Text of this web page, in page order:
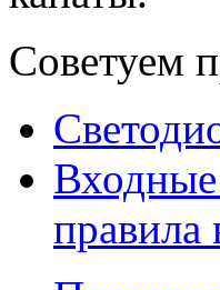
Советуем
Входные
правила